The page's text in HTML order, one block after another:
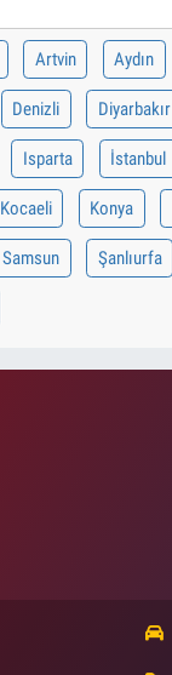
Artvin Aydın
Denizli Diyarbakır
Isparta İstanbul
Kocaeli Konya
Samsun Şanlıurfa